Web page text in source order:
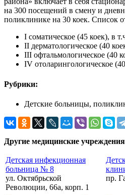
на 300 посещений в смену и
поликлинике на 30 коек. Список
I соматическое (45 коек), в
II дерматологическое (40
III офтальмологическое (40
IV отоларингологическое
Рубрики:
Детские больницы,
Другие медицинские
Детская инфекционная
больница № 8
ул. Октябрьской
Революции, 66а, корп. 1
пр.